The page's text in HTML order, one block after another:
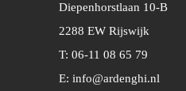
Diepenhorstlaan 10-B
2288 EW Rijswijk
T: 06-11 08 65 79
E: info@ardenghi.nl